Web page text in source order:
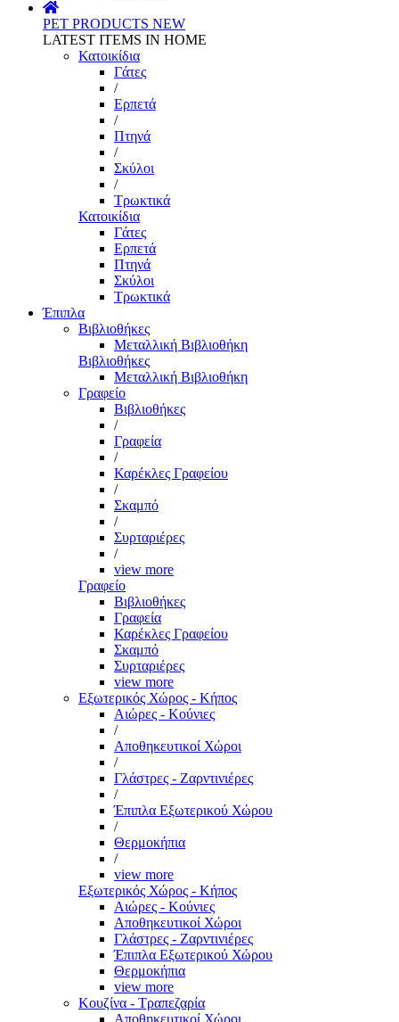
PET PRODUCTS NEW
LATEST ITEMS IN HOME
Κατοικίδια
Γάτες
/
Ερπετά
/
Πτηνά
/
Σκύλοι
/
Τρωκτικά
Κατοικίδια
Γάτες
Ερπετά
Πτηνά
Σκύλοι
Τρωκτικά
Έπιπλα
Βιβλιοθήκες
Μεταλλική Βιβλιοθήκη
Βιβλιοθήκες
Μεταλλική Βιβλιοθήκη
Γραφείο
Βιβλιοθήκες
/
Γραφεία
/
Καρέκλες Γραφείου
/
Σκαμπό
/
Συρταριέρες
/
view more
Γραφείο
Βιβλιοθήκες
Γραφεία
Καρέκλες Γραφείου
Σκαμπό
Συρταριέρες
view more
Εξωτερικός Χώρος - Κήπος
Αιώρες - Κούνιες
/
Αποθηκευτικοί Χώροι
/
Γλάστρες - Ζαρντινιέρες
/
Έπιπλα Εξωτερικού Χώρου
/
Θερμοκήπια
/
view more
Εξωτερικός Χώρος - Κήπος
Αιώρες - Κούνιες
Αποθηκευτικοί Χώροι
Γλάστρες - Ζαρντινιέρες
Έπιπλα Εξωτερικού Χώρου
Θερμοκήπια
view more
Κουζίνα - Τραπεζαρία
Αποθηκευτικοί Χώροι